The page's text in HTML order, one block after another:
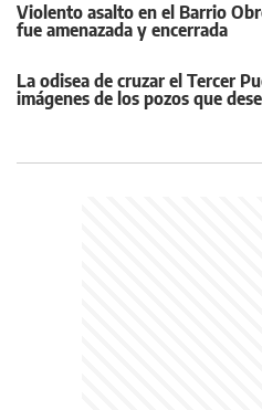
Violento asalto en el Barrio
fue amenazada y encerrada
La odisea de cruzar el Tercer
imágenes de los pozos que